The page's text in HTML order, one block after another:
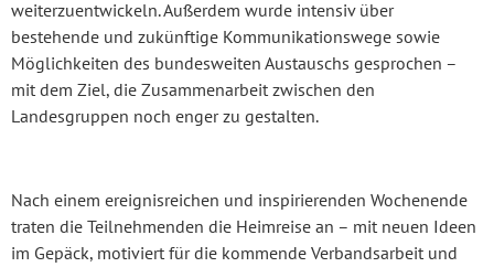
weiterzuentwickeln. Außerdem wurde intensiv über
bestehende und zukünftige Kommunikationswege sowie
Möglichkeiten des bundesweiten Austauschs gesprochen –
mit dem Ziel, die Zusammenarbeit zwischen den
Landesgruppen noch enger zu gestalten.
Nach einem ereignisreichen und inspirierenden Wochenende
traten die Teilnehmenden die Heimreise an – mit neuen Ideen
im Gepäck, motiviert für die kommende Verbandsarbeit und